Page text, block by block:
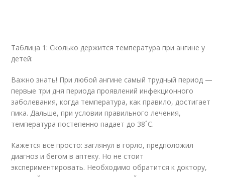
Таблица 1: Сколько держится температура при ангине у
детей:
Важно знать! При любой ангине самый трудный период —
первые три дня периода проявлений инфекционного
заболевания, когда температура, как правило, достигает
пика. Дальше, при условии правильного лечения,
температура постепенно падает до 38˚С.
Кажется все просто: заглянул в горло, предположил
диагноз и бегом в аптеку. Но не стоит
экспериментировать. Необходимо обратится к доктору,